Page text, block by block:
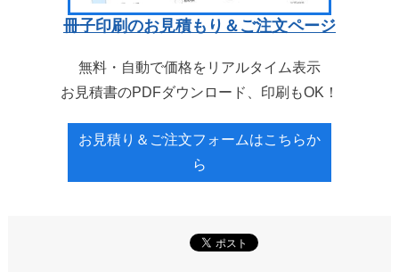
冊子印刷のお見積もり＆ご注文ページ
無料・自動で価格をリアルタイム表示
お見積書のPDFダウンロード、印刷もOK！
お見積り＆ご注文フォームはこちらか
ら